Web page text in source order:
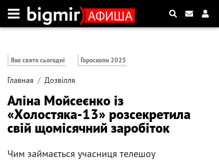
Яке свято сьогодні Гороскопи 2025
Главная Дозвілля
Аліна Мойсеєнко із
«Холостяка-13» розсекретила
свій щомісячний заробіток
Чим займається учасниця телешоу